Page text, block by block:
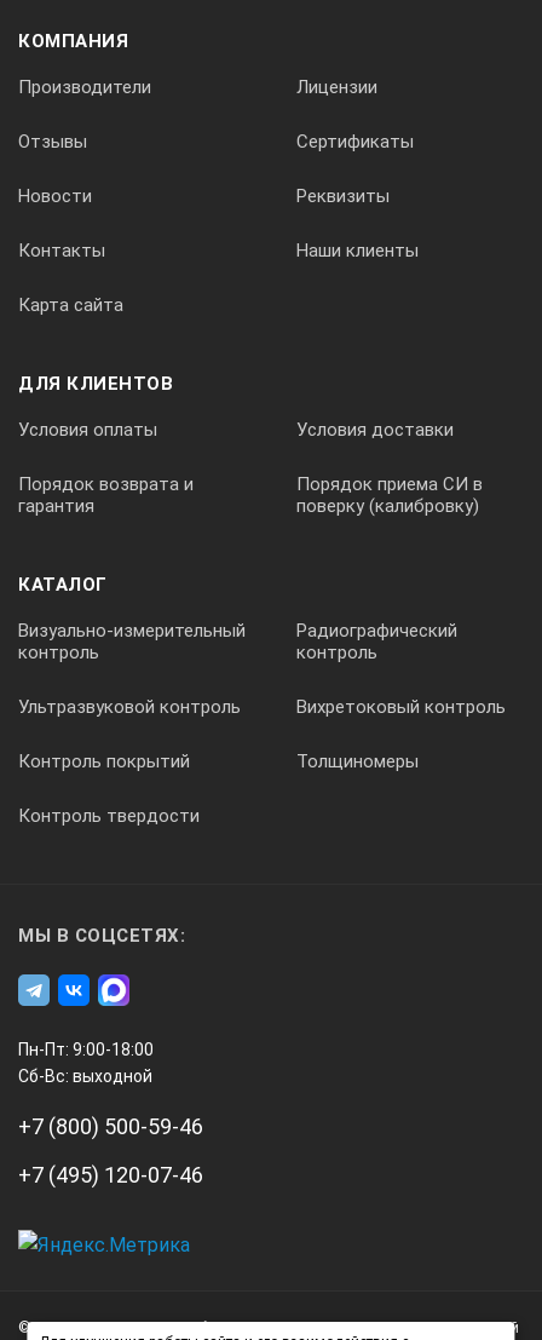
КОМПАНИЯ
Производители Лицензии
Отзывы Сертификаты
Новости Реквизиты
Контакты Наши клиенты
Карта сайта
ДЛЯ КЛИЕНТОВ
Условия оплаты Условия доставки
Порядок возврата и
гарантия
Порядок приема СИ в
поверку (калибровку)
КАТАЛОГ
Визуально-измерительный
контроль
Радиографический
контроль
Ультразвуковой контроль Вихретоковый контроль
Контроль покрытий Толщиномеры
Контроль твердости
МЫ В СОЦСЕТЯХ:
Пн-Пт: 9:00-18:00
Сб-Вс: выходной
+7 (800) 500-59-46
+7 (495) 120-07-46
© 2026 А3 Инжиниринг Обращаем Ваше внимание на то, что данный